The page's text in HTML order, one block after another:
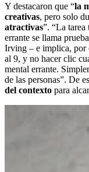
Y destacaron que “la
creativas, pero solo
atractivas”. “La tarea
errante se llama
Irving – e implica, por
al 9, y no hacer clic
mental errante.
de las personas”. De
del contexto para